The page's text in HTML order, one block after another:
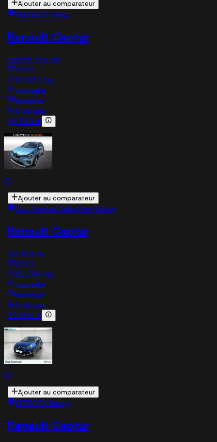
Ajouter au comparateur
PEUGEOT Metz
Renault Captur
Captur TCe 90
2022
30,652 km
manuelle
essence
5 sieges
15 810 €
Ajouter au comparateur
Car Avenue Selection Wavre
Renault Captur
1.0 INTENS
2021
86,596 km
manuelle
essence
5 sieges
12 690 €
Ajouter au comparateur
CITROËN Nancy
Renault Captur